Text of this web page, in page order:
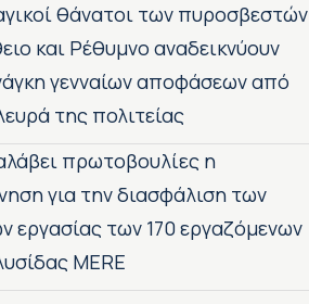
θάνατοι των πυροσβεστών
και Ρέθυμνο αναδεικνύουν
γενναίων αποφάσεων από
της πολιτείας
πρωτοβουλίες η
για την διασφάλιση των
εργασίας των 170 εργαζόμενων
MERE